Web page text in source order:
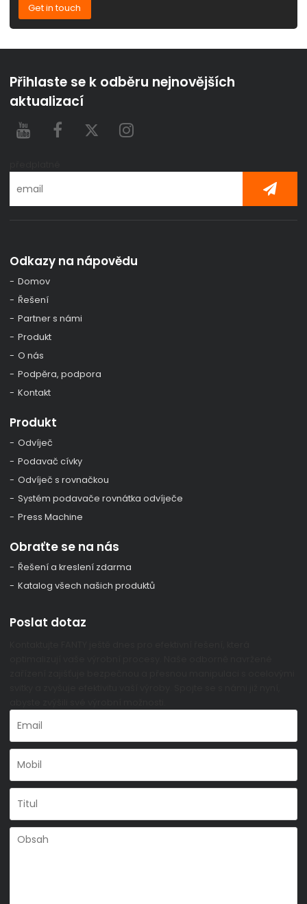
Get in touch
Přihlaste se k odběru nejnovějších
aktualizací
Odkazy na nápovědu
Domov
Řešení
Partner s námi
Produkt
O nás
Podpěra, podpora
Kontakt
Produkt
Odvíječ
Podavač cívky
Odvíječ s rovnačkou
Systém podavače rovnátka odvíječe
Press Machine
Obraťte se na nás
Řešení a kreslení zdarma
Katalog všech našich produktů
Poslat dotaz